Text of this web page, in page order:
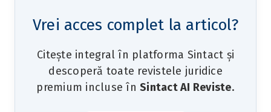
Vrei acces complet la articol?
Citește integral în platforma Sintact și
descoperă toate revistele juridice
premium incluse în Sintact AI Reviste.